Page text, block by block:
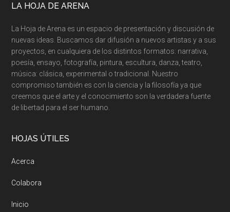
LA HOJA DE ARENA
La Hoja de Arena es un espacio de presentación y discusión de
nuevas ideas. Buscamos dar difusión a nuevos artistas y a sus
proyectos, en cualquiera de los distintos formatos: narrativa,
poesía, ensayo, fotografía, pintura, escultura, danza, teatro,
música: clásica, experimental o tradicional. Nuestro
compromiso también es con la ciencia y la filosofía ya que
creemos que el arte y el conocimiento son la verdadera fuente
de libertad para el ser humano.
HOJAS ÚTILES
Acerca
Colabora
Inicio